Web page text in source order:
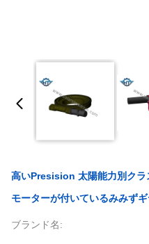
高いPresision 太陽能力別クラ
モーターが付いているみみず
ブランド名: